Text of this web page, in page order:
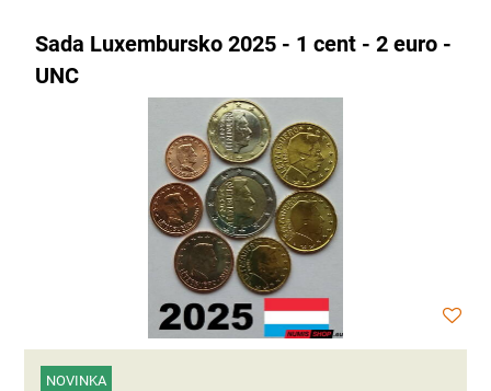
Sada Luxembursko 2025 - 1 cent - 2 euro -
UNC
NOVINKA